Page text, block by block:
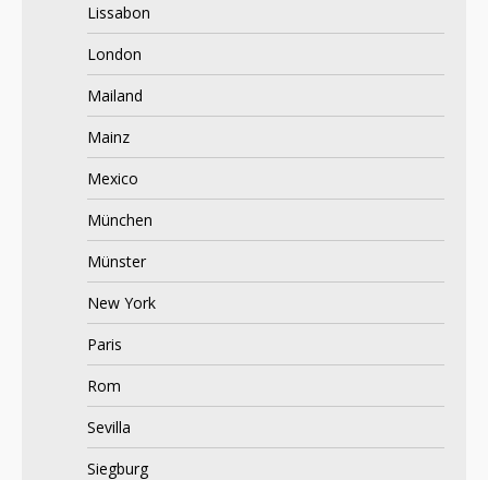
Lissabon
London
Mailand
Mainz
Mexico
München
Münster
New York
Paris
Rom
Sevilla
Siegburg